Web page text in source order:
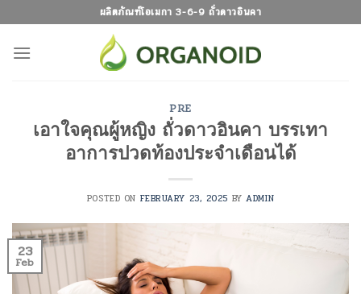
to
content
ผลิตภัณฑ์โอเมกา 3-6-9 ถั่วดาวอินคา
PRE
เอาใจคุณผู้หญิง ถั่วดาวอินคา บรรเทา
อาการปวดท้องประจำเดือนได้
POSTED ON FEBRUARY 23, 2025 BYADMIN
23
Feb